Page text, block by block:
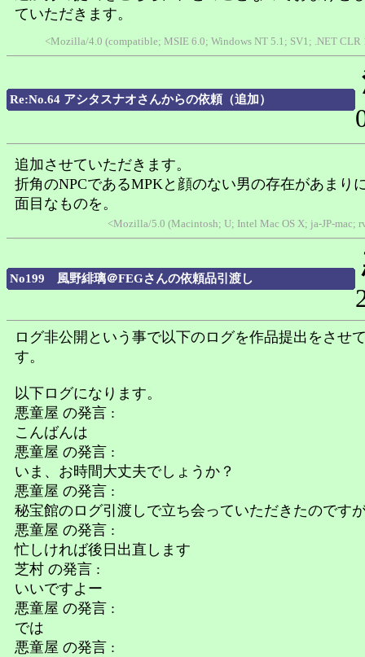
ていただきます。
<Mozilla/4.0 (compatible; MSIE 6.0; Windows NT 5.1; SV1; .NET
Re:No.64 アシタスナオさんからの依頼（追加）
追加させていただきます。
折角のNPCであるMPKと顔のない男の存在があまり
面目なものを。
<Mozilla/5.0 (Macintosh; U; Intel Mac OS X; ja-JP-mac;
No199 風野緋璃＠FEGさんの依頼品引渡し
ログ非公開という事で以下のログを作品提出をさせ
す。
以下ログになります。
悪童屋 の発言 :
こんばんは
悪童屋 の発言 :
いま、お時間大丈夫でしょうか？
悪童屋 の発言 :
秘宝館のログ引渡しで立ち会っていただきたのです
悪童屋 の発言 :
忙しければ後日出直します
芝村 の発言 :
いいですよー
悪童屋 の発言 :
では
悪童屋 の発言 :